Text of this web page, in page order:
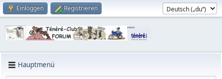
Einloggen Registrieren
Hauptmenü